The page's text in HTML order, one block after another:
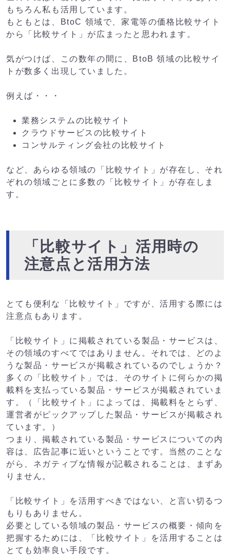
もちろん私も活用しています。
もともとは、BtoC 領域で、家電等の価格比較サイト
から「比較サイト」が広まったと思われます。
気がつけば、この数年の間に、BtoB 領域の比較サイ
トが数多く出現していました。
例えば・・・
業務システムの比較サイト
クラウドサービスの比較サイト
コンサルティング会社の比較サイト
など、あらゆる領域の「比較サイト」が存在し、それ
ぞれの領域ごとに多数の「比較サイト」が存在しま
す。
「比較サイト」活用時の
注意点と活用方法
とても便利な「比較サイト」ですが、活用する際には
注意点もあります。
「比較サイト」に掲載されている製品・サービスは、
その領域のすべてではありません。それでは、どのよ
うな製品・サービスが掲載されているのでしょうか？
多くの「比較サイト」では、そのサイトに何らかの掲
載料を支払っている製品・サービスが掲載されていま
す。（「比較サイト」によっては、掲載料をとらず、
運営者がピックアップした製品・サービスが掲載され
ています。）
つまり、掲載されている製品・サービスについての内
容は、広告記事に近いということです。当然のことな
がら、ネガティブな情報が記載されることは、まずあ
りません。
「比較サイト」を活用すべきではない、と言い切るつ
もりもありません。
必要としている領域の製品・サービスの概要・傾向を
把握するためには、「比較サイト」を活用することは
とても効率良い手段です。